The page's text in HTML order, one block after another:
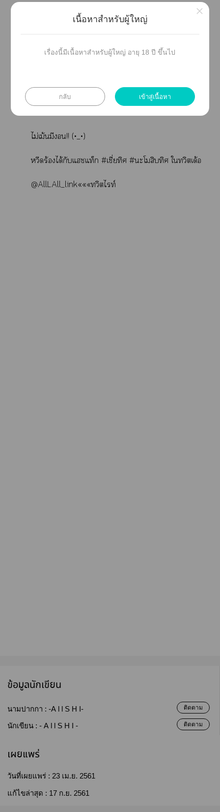
คุณที่าอ่านคร่า
•เรื่องนี้ าxา ใไม่จร้า
ไม่เม้นมี!! (•_•)
หวีดร้องได้กับแชแท็ก #เชี่ยทิศ #ะโสิบทิศ ใทวิตเด้อ
@AllLAll_link«««ทวิตไท์
ข้อมูลนักเขียน
นามปากกา : -A l l S H I- ติดตาม
นักเขียน : - A l l S H I - ติดตาม
เผยแพร่
วันที่เผยแพร่ : 23 เม.ย. 2561
แก้ไขล่าสุด : 17 ก.ย. 2561
เนื้อหาสำหรับผู้ใหญ่
เรื่องนี้มีเนื้อหาสำหรับผู้ใหญ่ อายุ 18 ปี ขึ้นไป
กลับ เข้าสู่เนื้อหา
×